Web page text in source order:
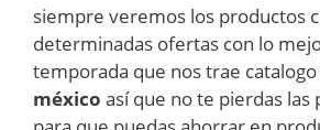
siempre veremos los productos
determinadas ofertas con lo
temporada que nos trae catalogo
méxico así que no te pierdas las